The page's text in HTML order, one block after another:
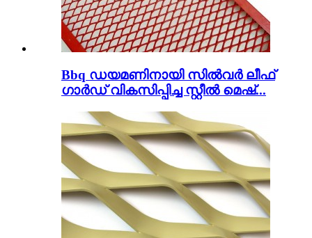
Bbq ഡയമണിനായി സിൽവർ ലീഫ്
ഗാർഡ് വികസിപ്പിച്ച സ്റ്റീൽ മെഷ്...